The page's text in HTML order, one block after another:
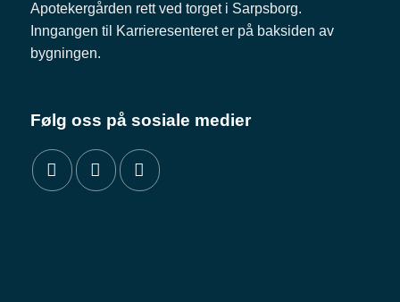
Apotekergården rett ved torget i Sarpsborg.
Inngangen til Karrieresenteret er på baksiden av
bygningen.
Følg oss på sosiale medier